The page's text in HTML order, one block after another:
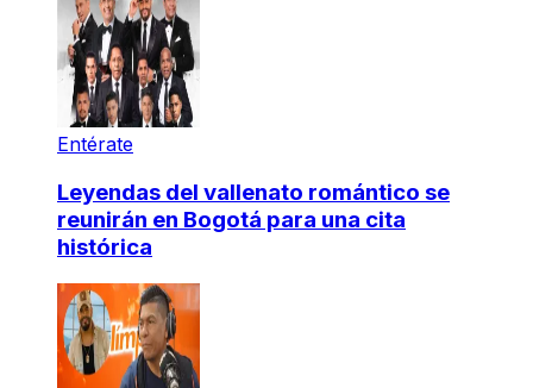
Entérate
Leyendas del vallenato romántico se
reunirán en Bogotá para una cita
histórica